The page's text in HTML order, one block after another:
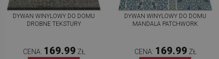
DYWAN WINYLOWY DO DOMU
DROBNE TEKSTURY
CENA: 169.99 ZŁ
DYWAN WINYLOWY DO DOMU
MANDALA PATCHWORK
CENA: 169.99 ZŁ